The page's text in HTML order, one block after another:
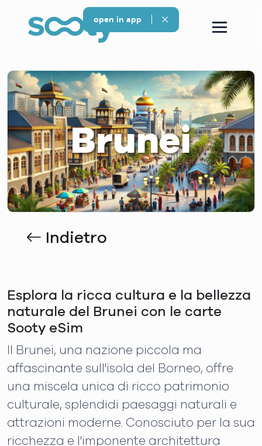
Brunei
Indietro
Esplora la ricca cultura e la bellezza
naturale del Brunei con le carte
Sooty eSim
Il Brunei, una nazione piccola ma
affascinante sull'isola del Borneo, offre
una miscela unica di ricco patrimonio
culturale, splendidi paesaggi naturali e
attrazioni moderne. Conosciuto per la sua
ricchezza e l'imponente architettura
open in app